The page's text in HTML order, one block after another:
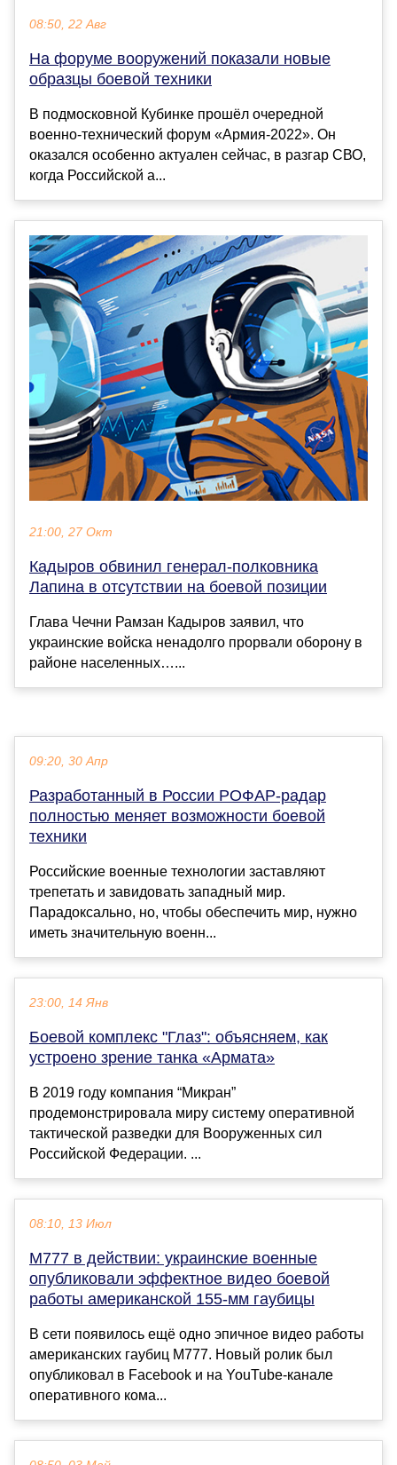
08:50, 22 Авг
На форуме вооружений показали новые
образцы боевой техники
В подмосковной Кубинке прошёл очередной
военно-технический форум «Армия-2022». Он
оказался особенно актуален сейчас, в разгар СВО,
когда Российской а...
21:00, 27 Окт
Кадыров обвинил генерал-полковника
Лапина в отсутствии на боевой позиции
Глава Чечни Рамзан Кадыров заявил, что
украинские войска ненадолго прорвали оборону в
районе населенных…...
09:20, 30 Апр
Разработанный в России РОФАР-радар
полностью меняет возможности боевой
техники
Российские военные технологии заставляют
трепетать и завидовать западный мир.
Парадоксально, но, чтобы обеспечить мир, нужно
иметь значительную военн...
23:00, 14 Янв
Боевой комплекс "Глаз": объясняем, как
устроено зрение танка «Армата»
В 2019 году компания “Микран”
продемонстрировала миру систему оперативной
тактической разведки для Вооруженных сил
Российской Федерации. ...
08:10, 13 Июл
M777 в действии: украинские военные
опубликовали эффектное видео боевой
работы американской 155-мм гаубицы
В сети появилось ещё одно эпичное видео работы
американских гаубиц M777. Новый ролик был
опубликовал в Facebook и на YouTube-канале
оперативного кома...